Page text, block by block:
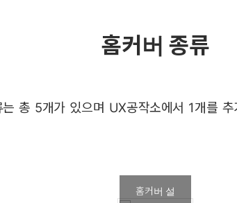
홈커버 종류
총 5개가 있으며 UX공작소에서 1개를
홈커버 설